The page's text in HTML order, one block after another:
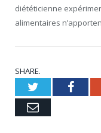
diététicienne
alimentaires
SHARE.
Twitter
Email